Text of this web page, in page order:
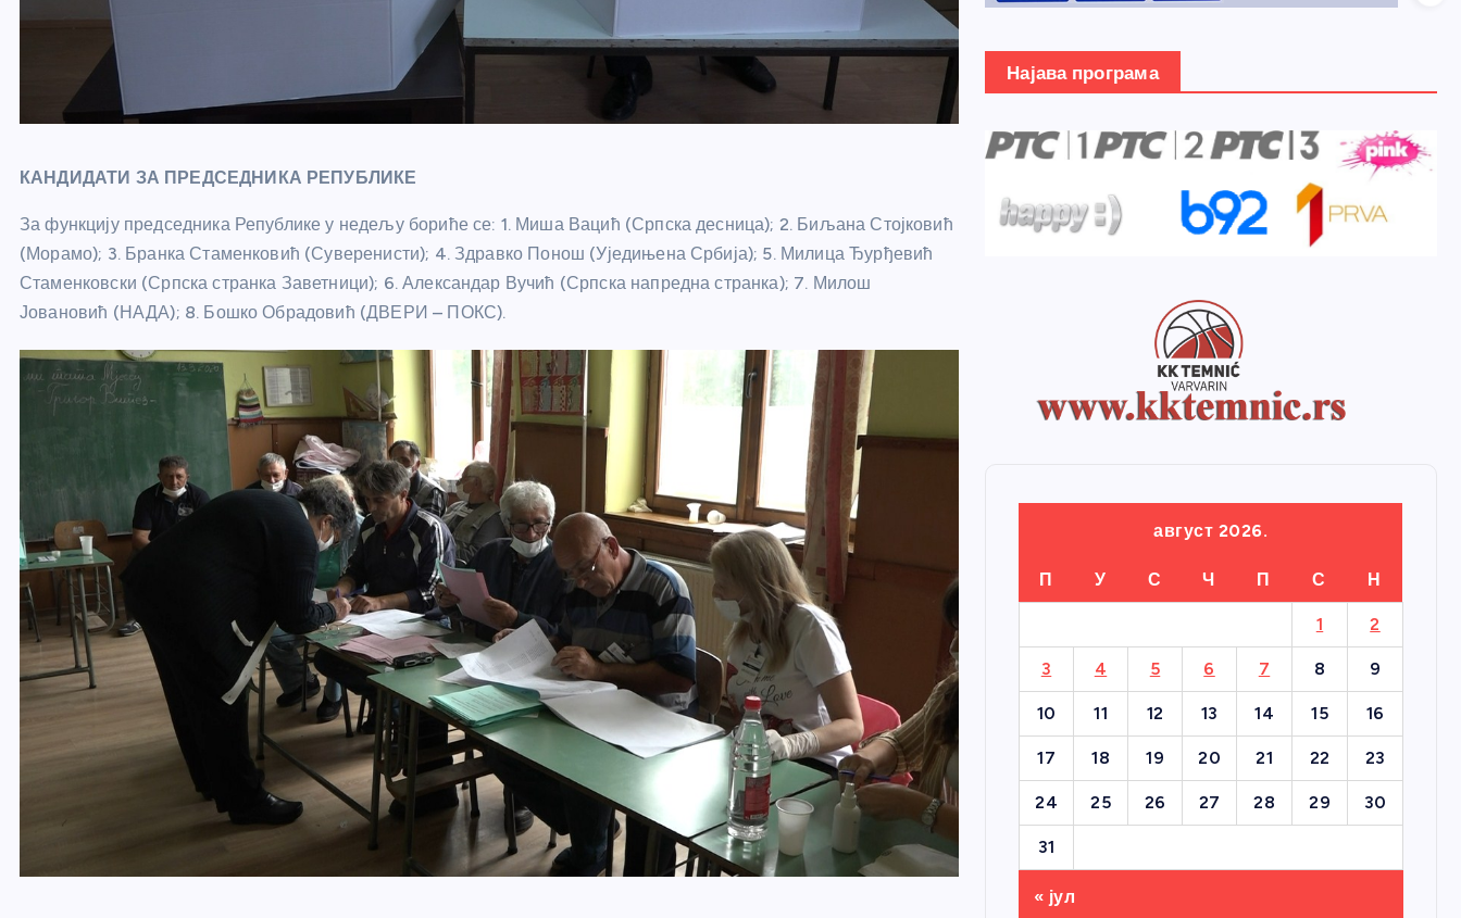
КАНДИДАТИ ЗА ПРЕДСЕДНИКА РЕПУБЛИКЕ
За функцију председника Републике у недељу бориће се: 1. Миша Вацић (Српска десница); 2. Биљана Стојковић
(Морамо); 3. Бранка Стаменковић (Суверенисти); 4. Здравко Понош (Уједињена Србија); 5. Милица Ђурђевић
Стаменковски (Српска странка Заветници); 6. Александар Вучић (Српска напредна странка); 7. Милош
Јовановић (НАДА); 8. Бошко Обрадовић (ДВЕРИ – ПОКС).
Најава програма
август 2026.
П У С Ч П С Н
1 2
3 4 5 6 7 8 9
10 11 12 13 14 15 16
17 18 19 20 21 22 23
24 25 26 27 28 29 30
31
« јул